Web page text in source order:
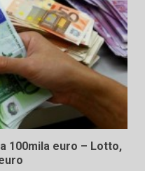
100mila euro – Lotto,